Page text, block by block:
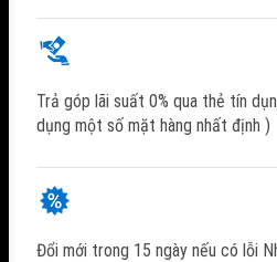
Trả góp lãi suất 0% qua thẻ tín
dụng một số mặt hàng nhất định )
Đổi mới trong 15 ngày nếu có lỗi